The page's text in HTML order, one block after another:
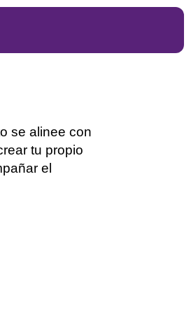
se alinee con
tu propio
el